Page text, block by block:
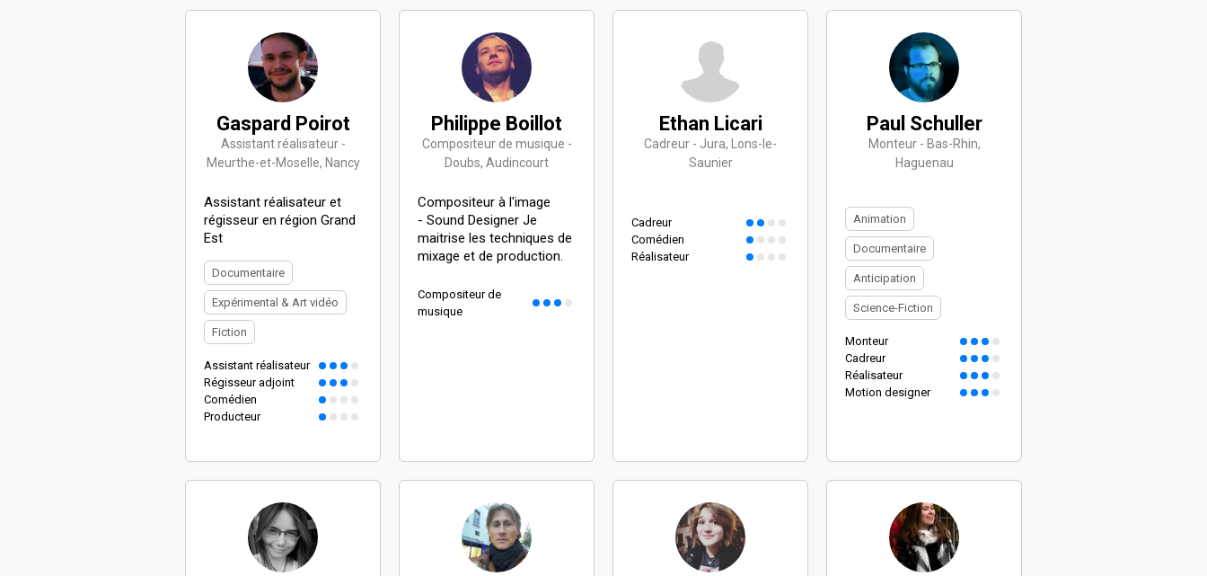
Gaspard Poirot
Assistant réalisateur -
Meurthe-et-Moselle, Nancy
Assistant réalisateur et
régisseur en région Grand
Est
Documentaire
Expérimental & Art vidéo
Fiction
Assistant réalisateur
Régisseur adjoint
Comédien
Producteur
Philippe Boillot
Compositeur de musique -
Doubs, Audincourt
Compositeur à l'image
- Sound Designer Je
maitrise les techniques de
mixage et de production.
Compositeur de
musique
Ethan Licari
Cadreur - Jura, Lons-le-
Saunier
Cadreur
Comédien
Réalisateur
Paul Schuller
Monteur - Bas-Rhin,
Haguenau
Animation
Documentaire
Anticipation
Science-Fiction
Monteur
Cadreur
Réalisateur
Motion designer